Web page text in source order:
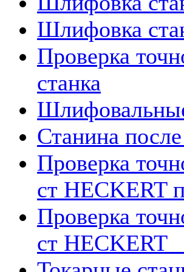
Шлифовка
Проверка
станка
Станина
Проверка
ст HECKERT
Проверка
ст HECKERT